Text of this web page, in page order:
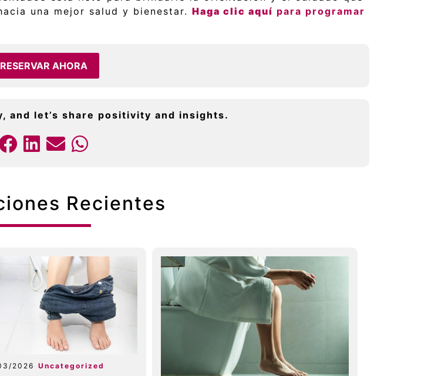
una mejor salud y bienestar. Haga clic aquí para programar
RESERVAR AHORA
and let’s share positivity and insights.
Recientes
2026 Uncategorized